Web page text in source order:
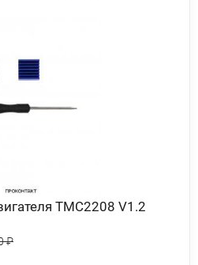
TMC2208 V1.2
₽